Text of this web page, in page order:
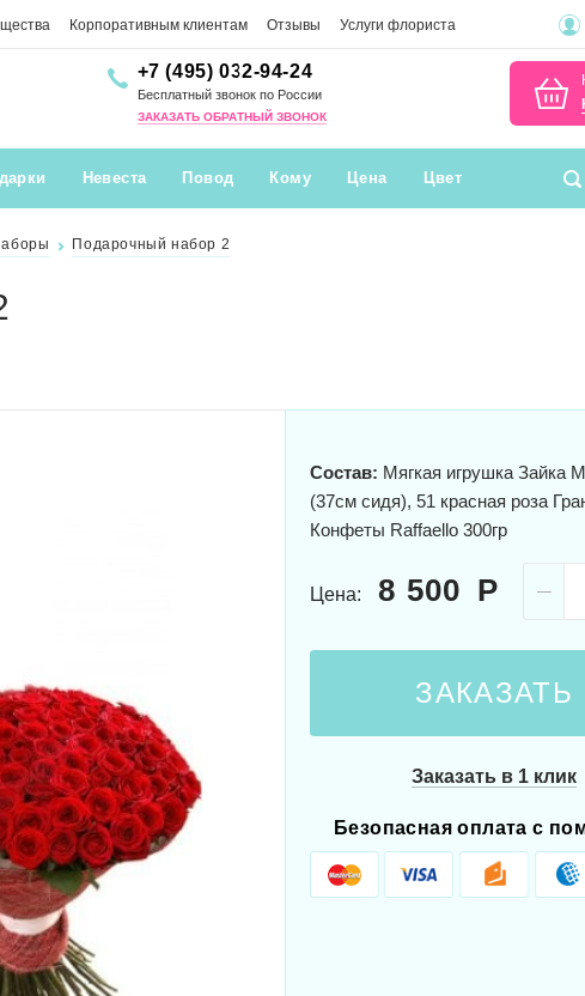
Корпоративным клиентам Отзывы Услуги флориста
+7 (495) 032-94-24
Бесплатный звонок по России
ЗАКАЗАТЬ ОБРАТНЫЙ ЗВОНОК
Невеста Повод Кому Цена Цвет
Подарочный набор 2
Состав: Мягкая игрушка Зайка
(37см сидя), 51 красная роза
Конфеты Raffaello 300гр
Цена: 8 500
ЗАКАЗАТЬ
Заказать в 1 клик
Безопасная оплата с